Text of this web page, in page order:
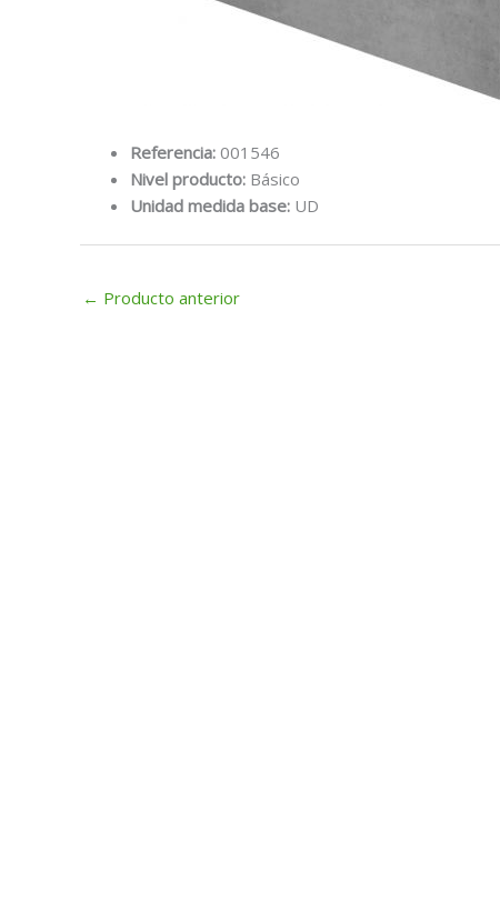
Referencia: 001546
Nivel producto: Básico
Unidad medida base: UD
← Producto anterior